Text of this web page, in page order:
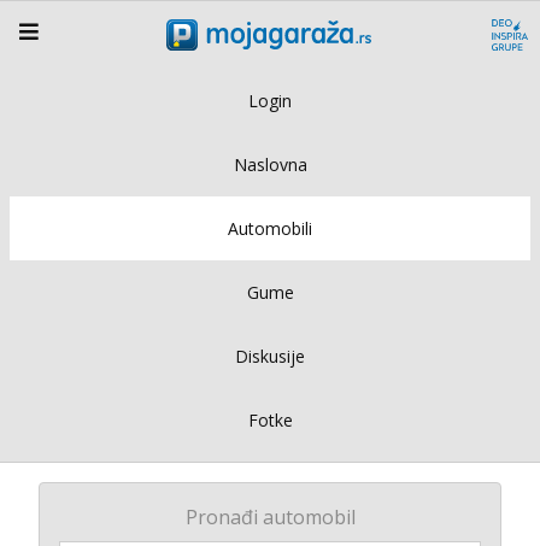
Login
Naslovna
Automobili
Gume
Diskusije
Fotke
Pronađi automobil